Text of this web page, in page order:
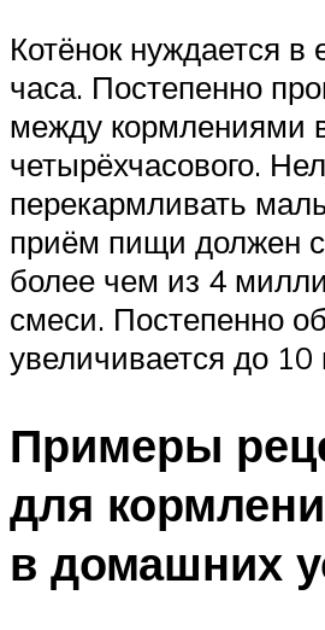
Котёнок нуждается
часа. Постепенно
между кормлениями
четырёхчасового.
перекармливать
приём пищи должен
более чем из 4
смеси. Постепенно
увеличивается до
Примеры
для
в домашних